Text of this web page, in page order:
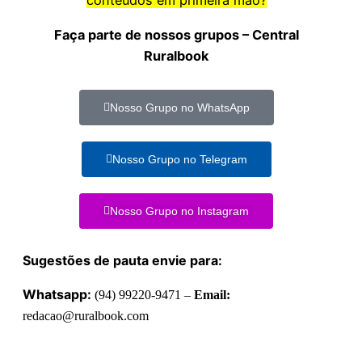
Faça parte de nossos grupos – Central
Ruralbook
Nosso Grupo no WhatsApp
Nosso Grupo no Telegram
Nosso Grupo no Instagram
Sugestões de pauta envie para:
Whatsapp: (94) 99220-9471 – Email:
redacao@ruralbook.com